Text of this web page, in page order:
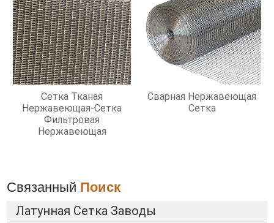
Сетка Тканая
Нержавеющая-Сетка
Фильтровая
Нержавеющая
Сварная Нержавеющая
Сетка
Связанный Поиск
Латунная Сетка Заводы